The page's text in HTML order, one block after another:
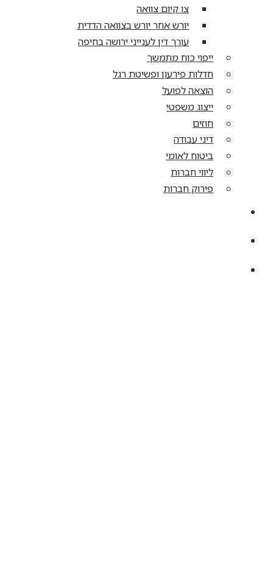
צו קיום צוואה
יורש אחר יורש בצוואה הדדית
עורך דין לענייני ירושה בחיפה
ייפוי כוח מתמשך
חדלות פירעון ופשיטת רגל
הוצאה לפועל
ייצוג משפטי
חוזים
דיני עבודה
ביטוח לאומי
ליווי חברות
פירוק חברות